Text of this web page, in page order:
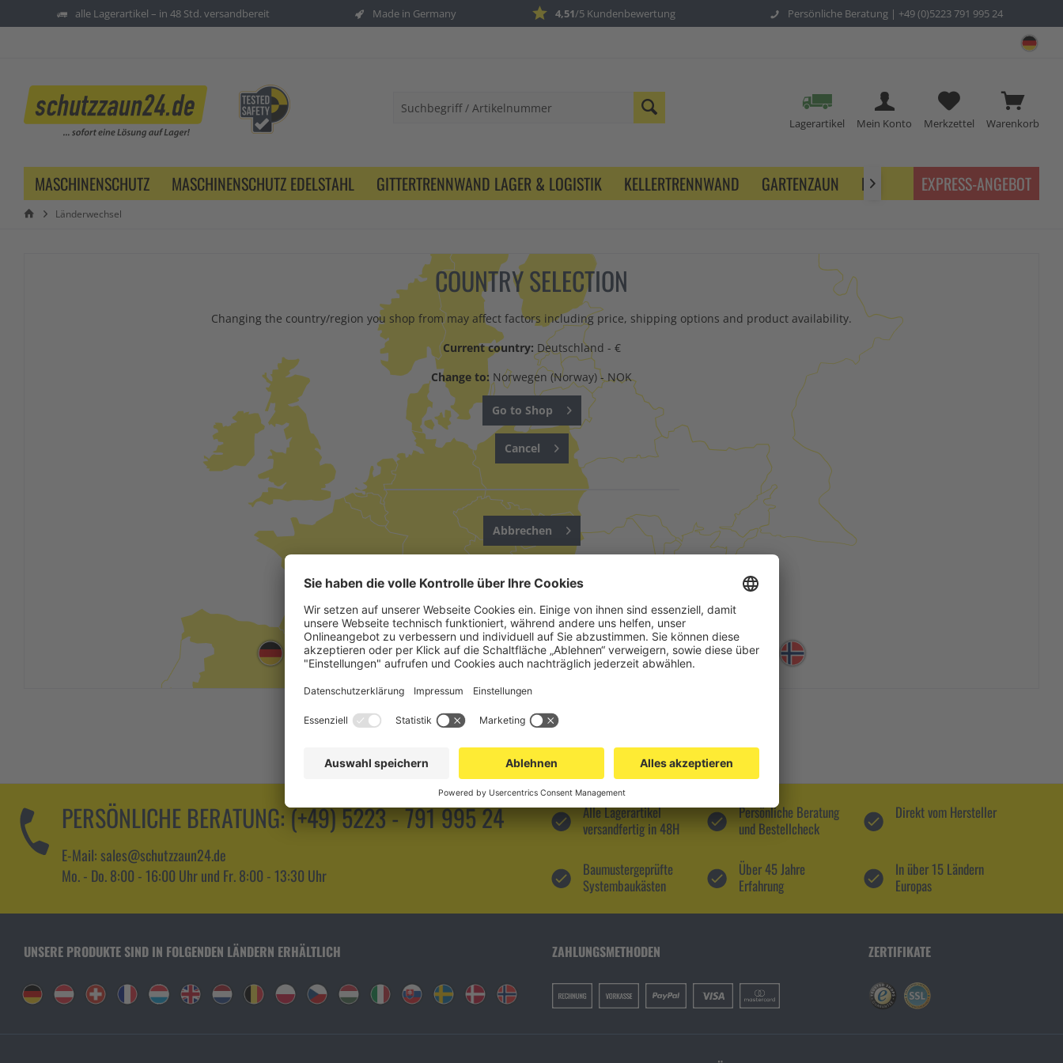
alle Lagerartikel – in 48 Std. versandbereit Made in Germany 4,51/5 Kundenbewertung Persönliche Beratung | +49 (0)5223 791 995 24
Warenkorb
Merkzettel
Mein Konto
Lagerartikel
MASCHINENSCHUTZ MASCHINENSCHUTZ EDELSTAHL GITTERTRENNWAND LAGER & LOGISTIK KELLERTRENNWAND GARTENZAUN BETRIEB
 EXPRESS-ANGEBOT
Länderwechsel
COUNTRY SELECTION
Changing the country/region you shop from may affect factors including price, shipping options and product availability.
Current country: Deutschland - €
Change to: Norwegen (Norway) - NOK
Go to Shop
Cancel
Abbrechen
UNSERE PRODUKTE SIND IN FOLGENDEN LÄNDERN ERHÄLTLICH.
PERSÖNLICHE BERATUNG:(+49) 5223 - 791 995 24
E-Mail: sales@schutzzaun24.de
Mo. - Do. 8:00 - 16:00 Uhr und Fr. 8:00 - 13:30 Uhr
Alle Lagerartikel
versandfertig in 48H
Persönliche Beratung
und Bestellcheck
Direkt vom Hersteller
Baumustergeprüfte
Systembaukästen
Über 45 Jahre
Erfahrung
In über 15 Ländern
Europas
UNSERE PRODUKTE SIND IN FOLGENDEN LÄNDERN ERHÄLTLICH ZAHLUNGSMETHODEN ZERTIFIKATE